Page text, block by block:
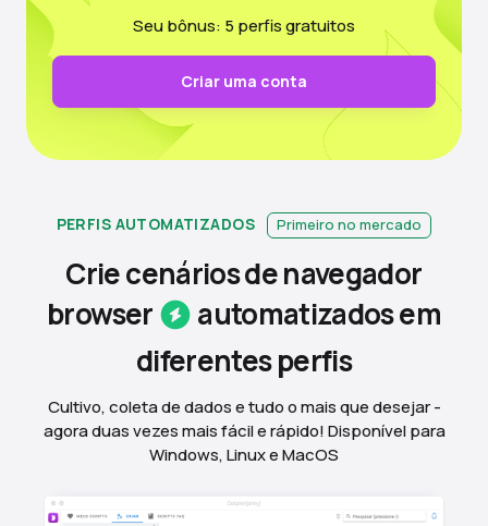
Seu bônus: 5 perfis gratuitos
Criar uma conta
PERFIS AUTOMATIZADOS Primeiro no mercado
Crie cenários de navegador
browser
automatizados em
diferentesperfis
Cultivo, coleta de dados e tudo o mais que desejar -
agora duas vezes mais fácil e rápido! Disponível para
Windows, Linux e MacOS